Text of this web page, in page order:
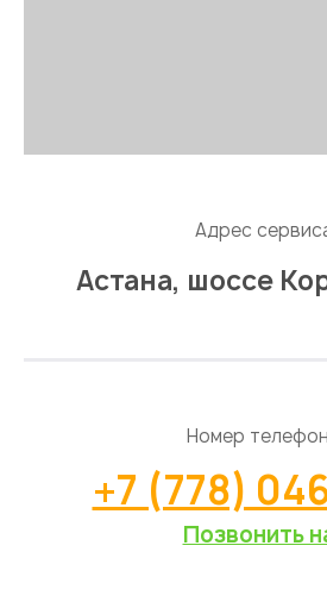
Адрес
Астана, шоссе
Номер
+7 (778)
Позвонить